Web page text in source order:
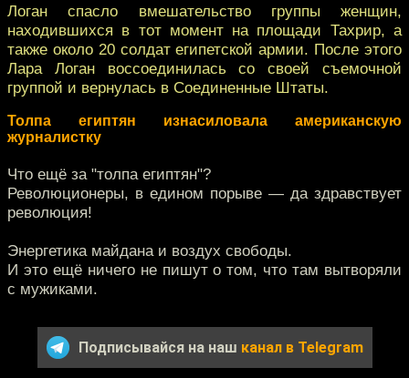
Логан спасло вмешательство группы женщин,
находившихся в тот момент на площади Тахрир, а
также около 20 солдат египетской армии. После этого
Лара Логан воссоединилась со своей съемочной
группой и вернулась в Соединенные Штаты.
Толпа египтян изнасиловала американскую
журналистку
Что ещё за "толпа египтян"?
Революционеры, в едином порыве — да здравствует
революция!
Энергетика майдана и воздух свободы.
И это ещё ничего не пишут о том, что там вытворяли
с мужиками.
Подписывайся на наш канал в Telegram